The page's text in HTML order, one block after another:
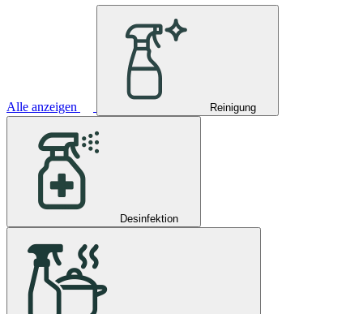
Alle anzeigen Reinigung
Desinfektion